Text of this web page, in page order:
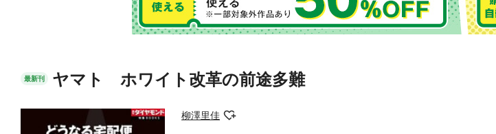
最新刊 ヤマト ホワイト改革の前途多難
柳澤里佳